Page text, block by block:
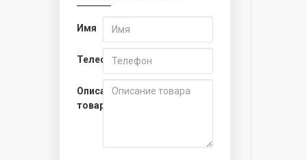
Имя
Телефон
Описание
товара